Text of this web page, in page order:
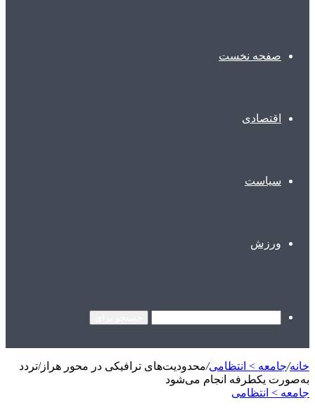
صفحه نخست
اقتصادی
سیاست
ورزش
خانه/جامعه > انتظامی/محدودیت‌های ترافیکی در محور هراز/تردد
به‌صورت یکطرفه انجام می‌شود
جامعه > انتظامی